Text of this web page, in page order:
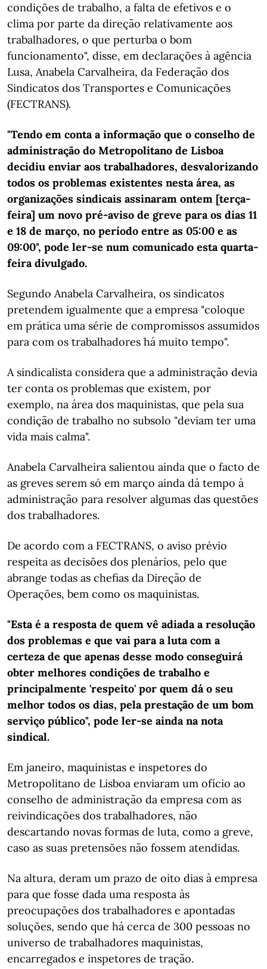
condições de trabalho, a falta de efetivos e o
clima por parte da direção relativamente aos
trabalhadores, o que perturba o bom
funcionamento", disse, em declarações à agência
Lusa, Anabela Carvalheira, da Federação dos
Sindicatos dos Transportes e Comunicações
(FECTRANS).
"Tendo em conta a informação que o conselho de
administração do Metropolitano de Lisboa
decidiu enviar aos trabalhadores, desvalorizando
todos os problemas existentes nesta área, as
organizações sindicais assinaram ontem [terça-
feira] um novo pré-aviso de greve para os dias 11
e 18 de março, no período entre as 05:00 e as
09:00", pode ler-se num comunicado esta quarta-
feira divulgado.
Segundo Anabela Carvalheira, os sindicatos
pretendem igualmente que a empresa "coloque
em prática uma série de compromissos assumidos
para com os trabalhadores há muito tempo".
A sindicalista considera que a administração devia
ter conta os problemas que existem, por
exemplo, na área dos maquinistas, que pela sua
condição de trabalho no subsolo "deviam ter uma
vida mais calma".
Anabela Carvalheira salientou ainda que o facto de
as greves serem só em março ainda dá tempo à
administração para resolver algumas das questões
dos trabalhadores.
De acordo com a FECTRANS, o aviso prévio
respeita as decisões dos plenários, pelo que
abrange todas as chefias da Direção de
Operações, bem como os maquinistas.
"Esta é a resposta de quem vê adiada a resolução
dos problemas e que vai para a luta com a
certeza de que apenas desse modo conseguirá
obter melhores condições de trabalho e
principalmente 'respeito' por quem dá o seu
melhor todos os dias, pela prestação de um bom
serviço público", pode ler-se ainda na nota
sindical.
Em janeiro, maquinistas e inspetores do
Metropolitano de Lisboa enviaram um ofício ao
conselho de administração da empresa com as
reivindicações dos trabalhadores, não
descartando novas formas de luta, como a greve,
caso as suas pretensões não fossem atendidas.
Na altura, deram um prazo de oito dias à empresa
para que fosse dada uma resposta às
preocupações dos trabalhadores e apontadas
soluções, sendo que há cerca de 300 pessoas no
universo de trabalhadores maquinistas,
encarregados e inspetores de tração.